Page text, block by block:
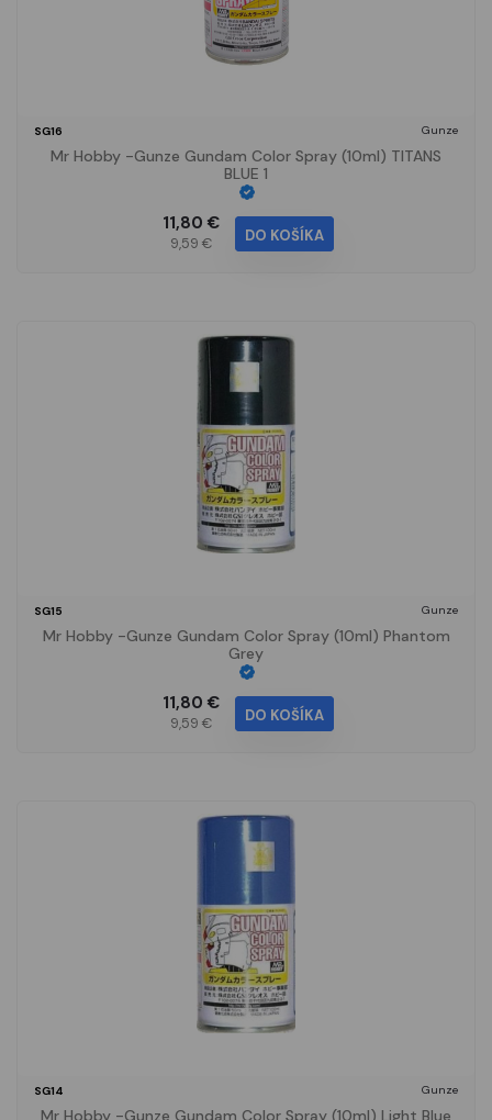
SG16 Gunze
Mr Hobby -Gunze Gundam Color Spray (10ml) TITANS
BLUE 1
11,80 €
9,59 € DO KOŠÍKA
SG15 Gunze
Mr Hobby -Gunze Gundam Color Spray (10ml) Phantom
Grey
11,80 €
9,59 € DO KOŠÍKA
SG14 Gunze
Mr Hobby -Gunze Gundam Color Spray (10ml) Light Blue